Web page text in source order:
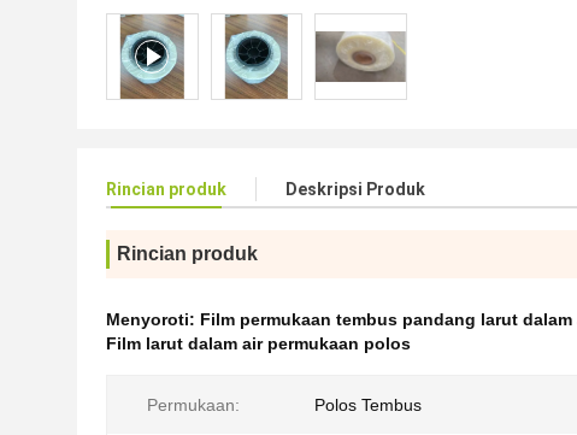
Rincian produk Deskripsi Produk
Rincian produk
Menyoroti: Film permukaan tembus pandang larut dalam
Film larut dalam air permukaan polos
Permukaan: Polos Tembus